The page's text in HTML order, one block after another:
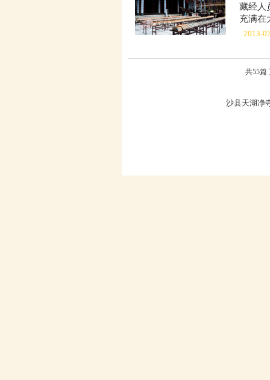
藏经人
充满在
2013-
共55篇
沙县天湖净